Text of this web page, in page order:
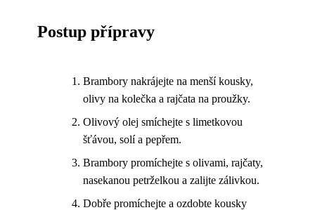
Postup přípravy
Brambory nakrájejte na menší kousky,
olivy na kolečka a rajčata na proužky.
Olivový olej smíchejte s limetkovou
šťávou, solí a pepřem.
Brambory promíchejte s olivami, rajčaty,
nasekanou petrželkou a zalijte zálivkou.
Dobře promíchejte a ozdobte kousky